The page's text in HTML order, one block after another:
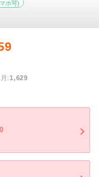
ホ可)
:1,629